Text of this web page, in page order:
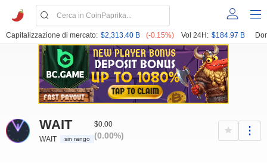
Capitalizzazione di mercato: $2,313.40 B (-0.15%) Vol 24H: $184.97 B
WAIT
WAIT sin rango
$0.00
(0.00%)